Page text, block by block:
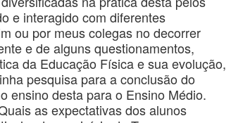
e interagido com diferentes
ou por meus colegas no decorrer
e de alguns questionamentos,
da Educação Física e sua evolução,
pesquisa para a conclusão do
ensino desta para o Ensino Médio.
as expectativas dos alunos